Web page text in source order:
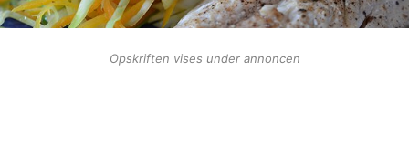
Opskriften vises under annoncen